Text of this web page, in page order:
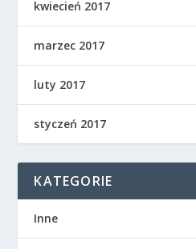
kwiecień 2017
marzec 2017
luty 2017
styczeń 2017
KATEGORIE
Inne